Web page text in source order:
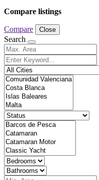
Compare listings
Compare Close
Search